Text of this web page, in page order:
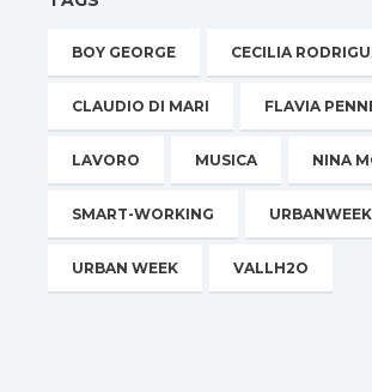
BOY GEORGE CECILIA
CLAUDIO DI MARI FLAVIA
LAVORO MUSICA NINA
SMART-WORKING URBANWEEK
URBAN WEEK VALLH2O